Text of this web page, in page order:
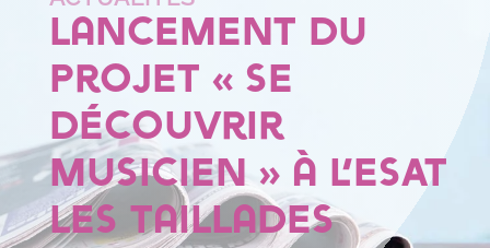
Lancement du
projet « se
découvrir
musicien » à l’ESAT
Les Taillades